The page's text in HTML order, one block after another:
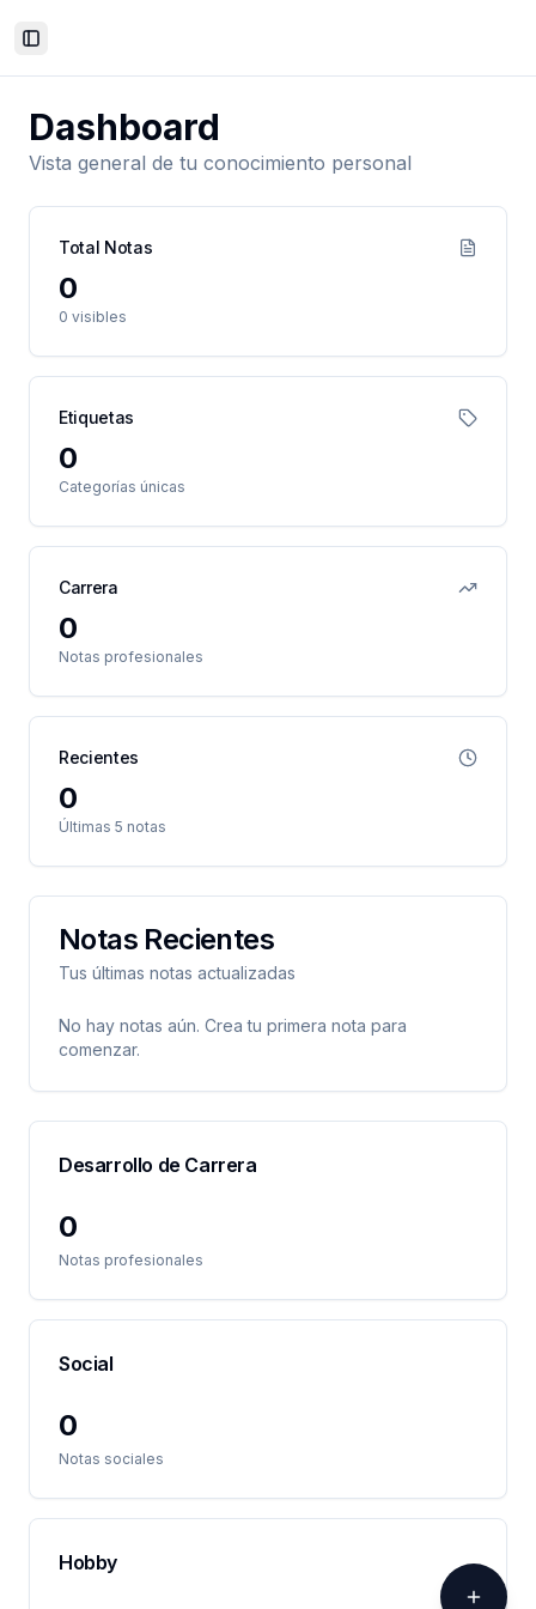
Toggle Sidebar
Dashboard
Vista general de tu conocimiento personal
Total Notas
0
0 visibles
Etiquetas
0
Categorías únicas
Carrera
0
Notas profesionales
Recientes
0
Últimas 5 notas
Notas Recientes
Tus últimas notas actualizadas
No hay notas aún. Crea tu primera nota para
comenzar.
Desarrollo de Carrera
0
Notas profesionales
Social
0
Notas sociales
Hobby